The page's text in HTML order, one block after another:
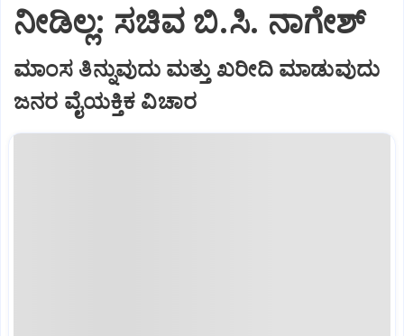
ನೀಡಿಲ್ಲ: ಸಚಿವ ಬಿ.ಸಿ. ನಾಗೇಶ್‌
ಮಾಂಸ ತಿನ್ನುವುದು ಮತ್ತು ಖರೀದಿ ಮಾಡುವುದು
ಜನರ ವೈಯಕ್ತಿಕ ವಿಚಾರ